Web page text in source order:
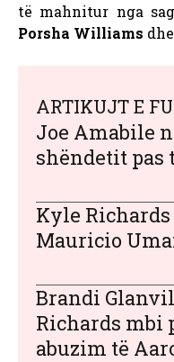
të mahnitur nga
Porsha Williams dhe
ARTIKUJT E
Joe Amabile
shëndetit
Kyle
Mauricio
Brandi
Richards mbi
abuzim të